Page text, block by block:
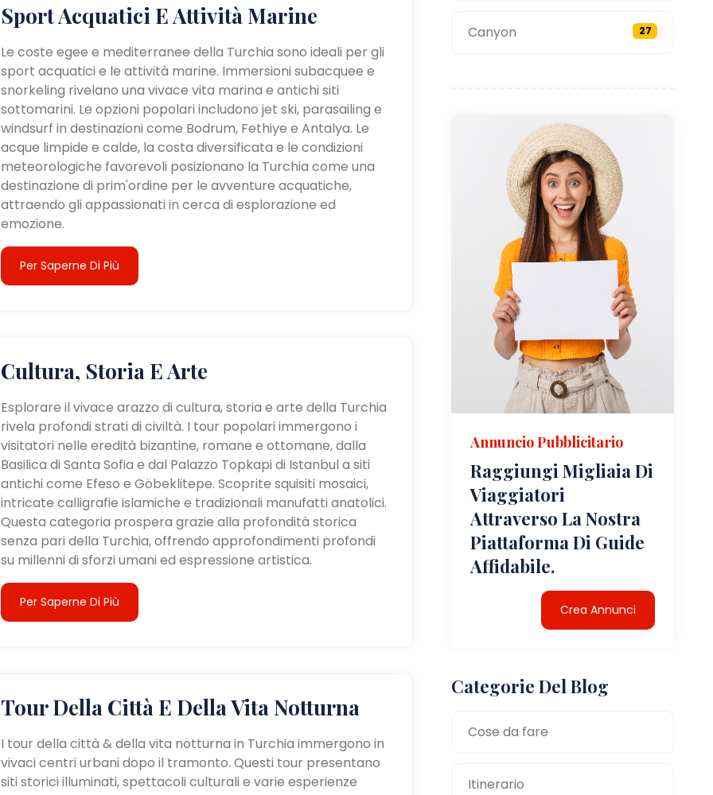
Sport Acquatici E Attività Marine
Le coste egee e mediterranee della Turchia sono ideali per gli
sport acquatici e le attività marine. Immersioni subacquee e
snorkeling rivelano una vivace vita marina e antichi siti
sottomarini. Le opzioni popolari includono jet ski, parasailing e
windsurf in destinazioni come Bodrum, Fethiye e Antalya. Le
acque limpide e calde, la costa diversificata e le condizioni
meteorologiche favorevoli posizionano la Turchia come una
destinazione di prim'ordine per le avventure acquatiche,
attraendo gli appassionati in cerca di esplorazione ed
emozione.
Per Saperne Di Più
Cultura, Storia E Arte
Esplorare il vivace arazzo di cultura, storia e arte della Turchia
rivela profondi strati di civiltà. I tour popolari immergono i
visitatori nelle eredità bizantine, romane e ottomane, dalla
Basilica di Santa Sofia e dal Palazzo Topkapi di Istanbul a siti
antichi come Efeso e Göbeklitepe. Scoprite squisiti mosaici,
intricate calligrafie islamiche e tradizionali manufatti anatolici.
Questa categoria prospera grazie alla profondità storica
senza pari della Turchia, offrendo approfondimenti profondi
su millenni di sforzi umani ed espressione artistica.
Per Saperne Di Più
Tour Della Città E Della Vita Notturna
I tour della città & della vita notturna in Turchia immergono in
vivaci centri urbani dopo il tramonto. Questi tour presentano
siti storici illuminati, spettacoli culturali e varie esperienze
Canyon 27
Annuncio Pubblicitario
Raggiungi Migliaia Di
Viaggiatori
Attraverso La Nostra
Piattaforma Di Guide
Affidabile.
Crea Annunci
Categorie Del Blog
Cose da fare
Itinerario